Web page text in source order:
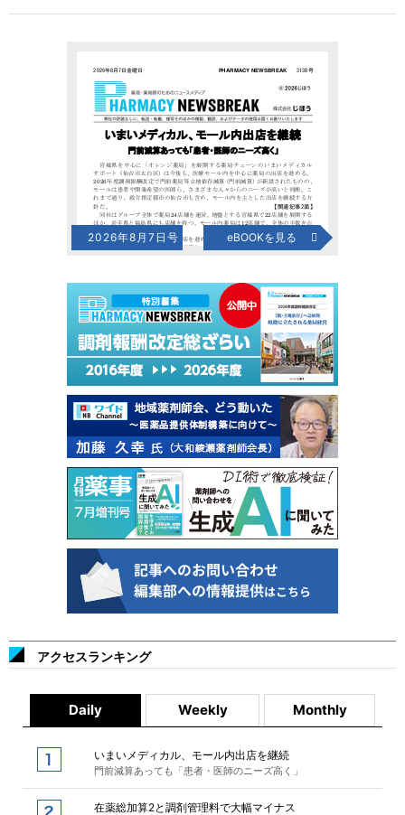
2026年8月7日号 eBOOKを見る
アクセスランキング
Daily Weekly Monthly
いまいメディカル、モール内出店を継続
門前減算あっても「患者・医師のニーズ高く」
在薬総加算2と調剤管理料で大幅マイナス